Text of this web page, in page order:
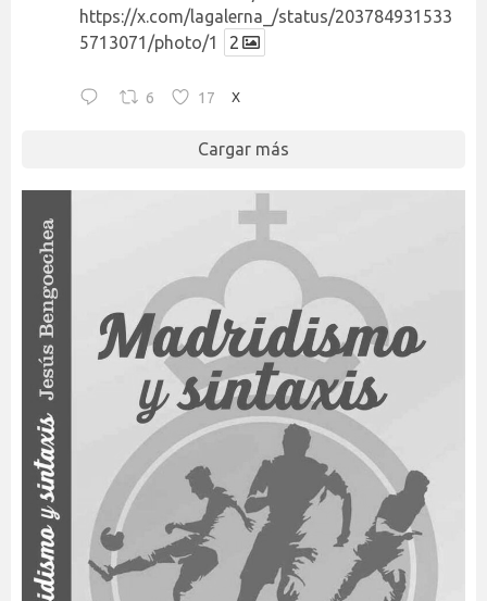
https://x.com/lagalerna_/status/203784931533
5713071/photo/1
2
6 17 X
Cargar más